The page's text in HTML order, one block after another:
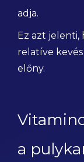
adja.
Ez azt
relatíve
előny.
a